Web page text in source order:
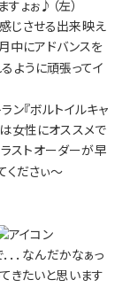
ょぉ♪（左）
じさせる出来映え
中にアドバンスを
ように頑張ってイ
ン『ボルトイルキャ
女性にオススメで
ストオーダーが早
くださぃ～
．．なんだかなぁっ
きたいと思います